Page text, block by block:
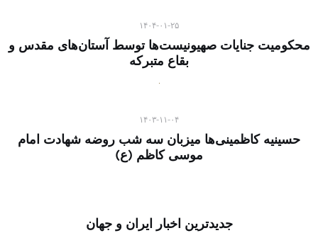
۱۴۰۴-۰۱-۲۵
محکومیت جنایات صهیونیست‌ها توسط آستان‌های مقدس و
بقاع متبرکه
۱۴۰۳-۱۱-۰۴
حسینیه کاظمینی‌ها میزبان سه شب روضه شهادت امام
موسی کاظم (ع)
جدیدترین اخبار ایران و جهان